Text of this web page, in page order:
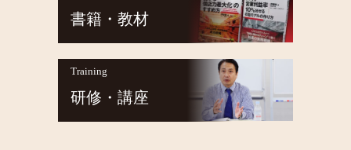
書籍・教材
Training
研修・講座